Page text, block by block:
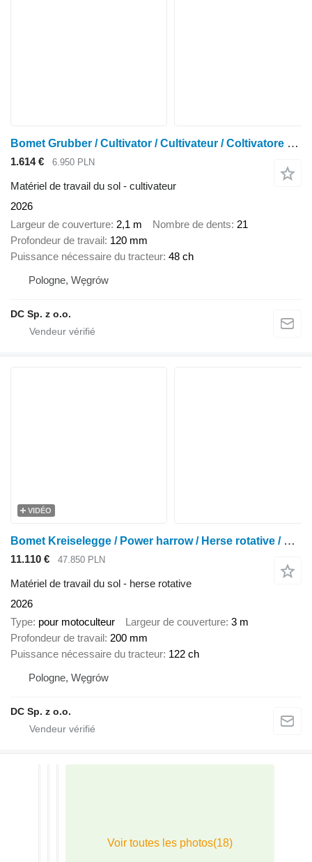
Bomet Grubber / Cultivator / Cultivateur / Coltivatore 2,1 m
1.614 € 6.950 PLN
Matériel de travail du sol - cultivateur
2026
Largeur de couverture 2,1 m Nombre de dents 21
Profondeur de travail 120 mm
Puissance nécessaire du tracteur 48 ch
Pologne, Węgrów
DC Sp. z o.o.
VIDÉO
Bomet Kreiselegge / Power harrow / Herse rotative / Erpice rotante 3 m
11.110 € 47.850 PLN
Matériel de travail du sol - herse rotative
2026
Type pour motoculteur Largeur de couverture 3 m
Profondeur de travail 200 mm
Puissance nécessaire du tracteur 122 ch
Pologne, Węgrów
DC Sp. z o.o.